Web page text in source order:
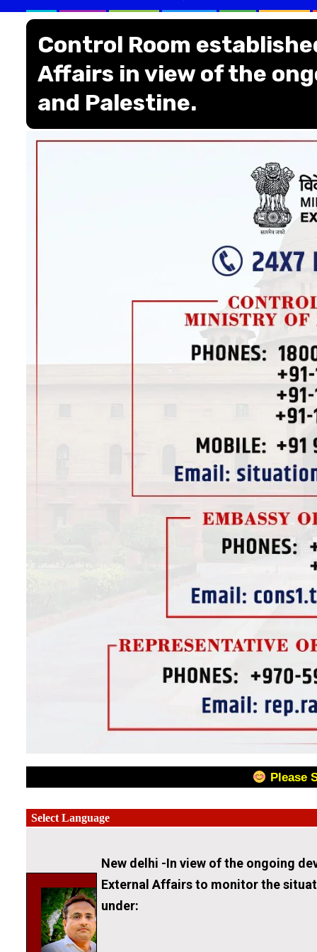
Control Room
Affairs in view of the
and Palestine.
Please
New delhi -In view of the ongoing
External Affairs to monitor the
under: